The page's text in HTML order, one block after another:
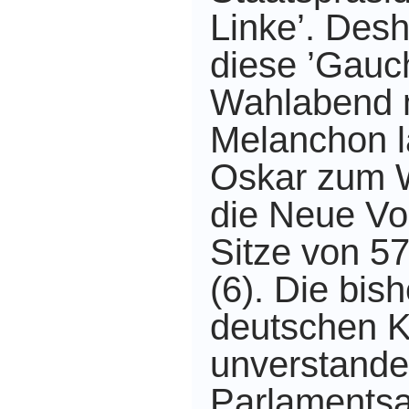
Linke’.
diese
Wahlabend
Melanchon
Oskar zum
die Neue
Sitze von
(6). Die
deutschen